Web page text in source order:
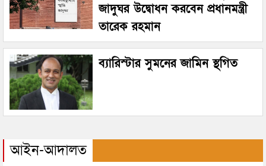
জাদুঘর উদ্বোধন করবেন প্রধানমন্ত্রী
তারেক রহমান
ব্যারিস্টার সুমনের জামিন স্থগিত
আইন-আদালত